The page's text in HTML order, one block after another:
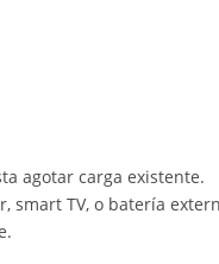
agotar carga existente.
smart TV, o batería